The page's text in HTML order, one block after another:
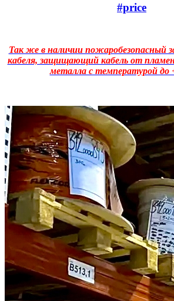
#price
Так же в наличии пожаробезопасный
кабеля, защищающий кабель от
металла с температурой до